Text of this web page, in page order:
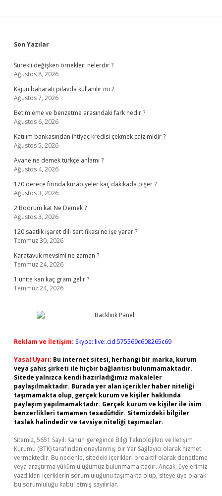
Sidebar
Son Yazılar
Sürekli değişken örnekleri nelerdir ?
Ağustos 8, 2026
Kajun baharatı pilavda kullanılır mı ?
Ağustos 7, 2026
Betimleme ve benzetme arasındaki fark nedir ?
Ağustos 6, 2026
Katılım bankasından ihtiyaç kredisi çekmek caiz midir ?
Ağustos 5, 2026
Avane ne demek türkçe anlamı ?
Ağustos 4, 2026
170 derece fırında kurabiyeler kaç dakikada pişer ?
Ağustos 3, 2026
2 Bodrum kat Ne Demek ?
Ağustos 3, 2026
120 saatlik işaret dili sertifikası ne işe yarar ?
Temmuz 30, 2026
Karatavuk mevsimi ne zaman ?
Temmuz 24, 2026
1 ünite kan kaç gram gelir ?
Temmuz 24, 2026
Reklam ve İletişim: Skype: live:.cid.575569c608265c69
Yasal Uyarı: Bu internet sitesi, herhangi bir marka, kurum
veya şahıs şirketi ile hiçbir bağlantısı bulunmamaktadır.
Sitede yalnızca kendi hazırladığımız makaleler
paylaşılmaktadır. Burada yer alan içerikler haber niteliği
taşımamakta olup, gerçek kurum ve kişiler hakkında
paylaşım yapılmamaktadır. Gerçek kurum ve kişiler ile isim
benzerlikleri tamamen tesadüfidir. Sitemizdeki bilgiler
taslak halindedir ve tavsiye niteliği taşımazlar.
Sitemiz, 5651 Sayılı Kanun gereğince Bilgi Teknolojileri ve İletişim
Kurumu (BTK) tarafından onaylanmış bir Yer Sağlayıcı olarak hizmet
vermektedir. Bu nedenle, sitedeki içerikleri proaktif olarak denetleme
veya araştırma yükümlülüğümüz bulunmamaktadır. Ancak, üyelerimiz
yazdıkları içeriklerin sorumluluğunu taşımakta olup, siteye üye olarak
bu sorumluluğu kabul etmiş sayılırlar.